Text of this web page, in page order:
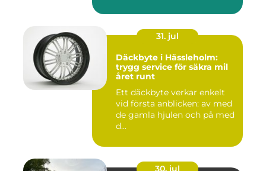
31. jul
Däckbyte i Hässleholm:
trygg service för säkra mil
året runt
Ett däckbyte verkar enkelt
vid första anblicken: av med
de gamla hjulen och på med
d...
30. jul